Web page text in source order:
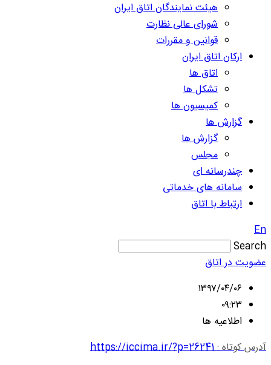
هیئت نمایندگان اتاق ایران
شورای عالی نظارت
قوانین و مقررات
ارکان اتاق ایران
اتاق ها
تشکل ها
کمیسیون ها
گزارش ها
گزارش ها
مجلس
چندرسانه ای
سامانه های خدماتی
ارتباط با اتاق
En
Search
عضویت در اتاق
۱۳۹۷/۰۴/۰۶
۰۹:۲۳
اطلاعیه ها
آدرس کوتاه :https://iccima.ir/?p=26241